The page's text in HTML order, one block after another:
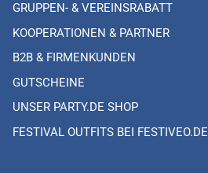
GRUPPEN- & VEREINSRABATT
KOOPERATIONEN & PARTNER
B2B & FIRMENKUNDEN
GUTSCHEINE
UNSER PARTY.DE SHOP
FESTIVAL OUTFITS BEI FESTIVEO.DE